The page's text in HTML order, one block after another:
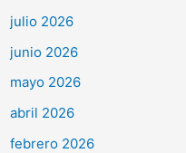
julio 2026
junio 2026
mayo 2026
abril 2026
febrero 2026